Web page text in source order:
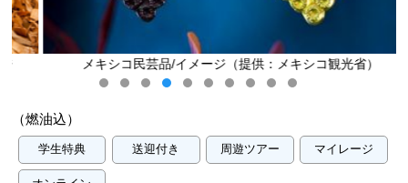
メキシコ民芸品/イメージ（提供：メキシコ観光省）
（燃油込）
学生特典 送迎付き 周遊ツアー マイレージ